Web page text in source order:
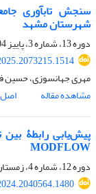
سنجش تاب­آوری
شهرستان مشهد
دوره 13، شماره 3، پاییز 1404، صفحه
مهری جهانسوزی، حسین
مشاهده مقاله
اصل
پیش‌یابی رابطۀ بین
MODFLOW
دوره 12، شماره 4، زمستان 1403، صفحه